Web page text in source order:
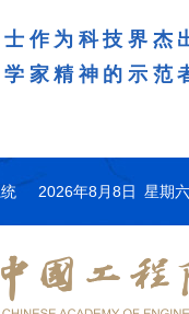
作为科技界杰
家精神的示范
2026年8月8日 星期六